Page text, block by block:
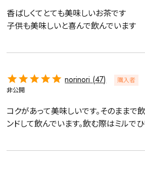
香ばしくてとても美味しいお茶です
子供も美味しいと喜んで飲んでいます
norinori 47
購入者
非公開
コクがあって美味しいです。そのままで
ンドして飲んでいます。飲む際はミルでひ